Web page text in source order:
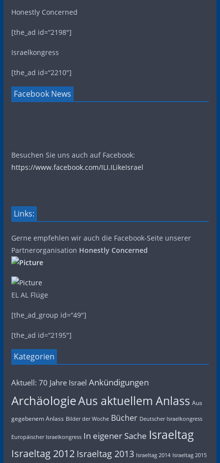
Honestly Concerned
[the_ad id=“2198″]
Israelkongress
[the_ad id=“2210″]
Facebook News
Besuchen Sie uns auch auf Facebook:
https://www.facebook.com/ILI.ILikeIsrael
Links:
Gerne empfehlen wir auch die Facebook-Seite unserer
Partnerorganisation Honestly Concerned
EL AL Flüge
[the_ad_group id=“49″]
[the_ad id=“2195″]
Kategorien
Aktuell: 70 Jahre Israel Ankündigungen
ArchäologieAus aktuellem Anlass Aus
gegebenem Anlass Bilder der Woche Bücher Deutscher Israelkongress
Europäischer Israelkongress In eigener Sache Israeltag
Israeltag 2012 Israeltag 2013 Israeltag 2014 Israeltag 2015